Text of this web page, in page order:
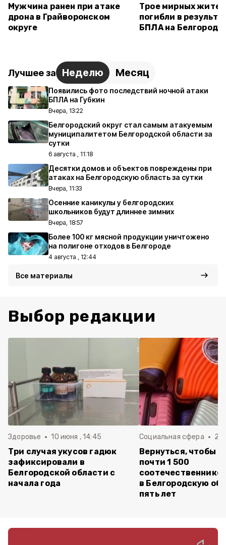
Мужчина ранен при атаке
дрона в Грайворонском
округе
Трое мирных
погибли в
БПЛА на Белгород
Лучшее за Неделю Месяц
Появились фото последствий ночной атаки
БПЛА на Губкин
Вчера, 13:22
Белгородский округ стал самым атакуемым
муниципалитетом Белгородской области за
сутки
6 августа , 11:18
Десятки домов и объектов повреждены при
атаках на Белгородскую область за сутки
Вчера, 11:33
Осенние каникулы у белгородских
школьников будут длиннее зимних
Вчера, 18:57
Более 100 кг мясной продукции уничтожено
на полигоне отходов в Белгороде
4 августа , 12:44
Все материалы
Выбор редакции
Здоровье 10 июня , 14:45
Три случая укусов гадюк
зафиксировали в
Белгородской области с
начала года
Социальная сфера 20
Вернуться, чтобы
почти 1 500
в Белгородскую
пять лет